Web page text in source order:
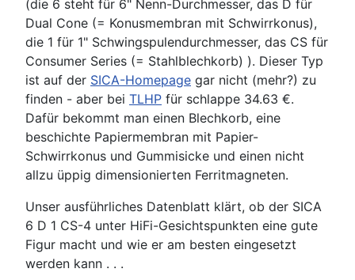
(die 6 steht für 6" Nenn-Durchmesser, das D für
Dual Cone (= Konusmembran mit Schwirrkonus),
die 1 für 1" Schwingspulendurchmesser, das CS für
Consumer Series (= Stahlblechkorb) ). Dieser Typ
ist auf der SICA-Homepage gar nicht (mehr?) zu
finden - aber bei TLHP für schlappe 34.63 €.
Dafür bekommt man einen Blechkorb, eine
beschichte Papiermembran mit Papier-
Schwirrkonus und Gummisicke und einen nicht
allzu üppig dimensionierten Ferritmagneten.
Unser ausführliches Datenblatt klärt, ob der SICA
6 D 1 CS-4 unter HiFi-Gesichtspunkten eine gute
Figur macht und wie er am besten eingesetzt
werden kann . . .